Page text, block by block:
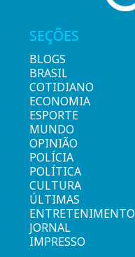
SEÇÕES
BLOGS
BRASIL
COTIDIANO
ECONOMIA
ESPORTE
MUNDO
OPINIÃO
POLÍCIA
POLÍTICA
CULTURA
ÚLTIMAS
ENTRETENIMENTO
JORNAL
IMPRESSO